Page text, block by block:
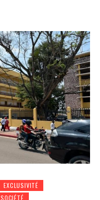
EXCLUSIVITÉ
SOCIÉTÉ